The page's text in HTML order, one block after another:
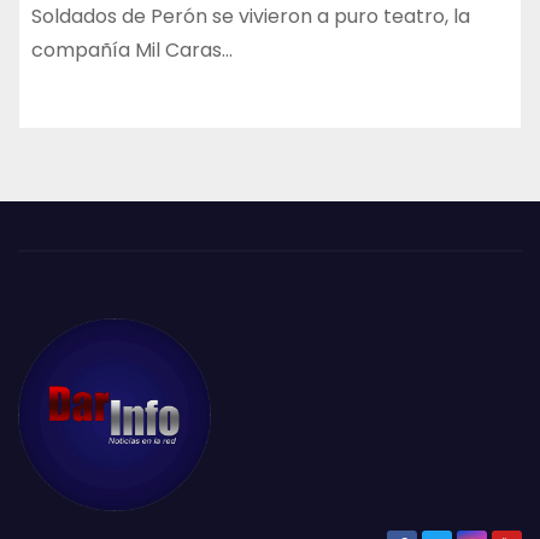
Soldados de Perón se vivieron a puro teatro, la
compañía Mil Caras…